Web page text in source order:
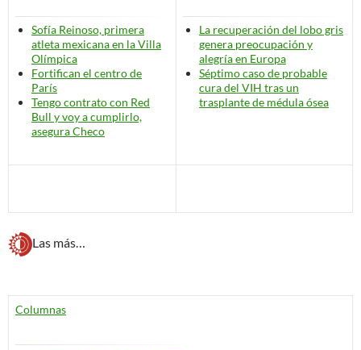
Sofía Reinoso, primera
atleta mexicana en la Villa
Olímpica
Fortifican el centro de
París
Tengo contrato con Red
Bull y voy a cumplirlo,
asegura Checo
La recuperación del lobo gris
genera preocupación y
alegría en Europa
Séptimo caso de probable
cura del VIH tras un
trasplante de médula ósea
Las más…
Columnas